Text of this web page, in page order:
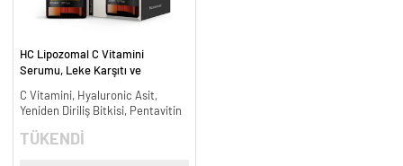
HC Lipozomal C Vitamini
Serumu, Leke Karşıtı ve
C Vitamini, Hyaluronic Asit,
Yeniden Diriliş Bitkisi, Pentavitin
TÜKENDİ